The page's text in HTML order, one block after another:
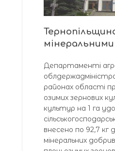
Департаменті
районах області
озимих зернових
культур на 1 га
внесено по 92,7 кг
мінеральних